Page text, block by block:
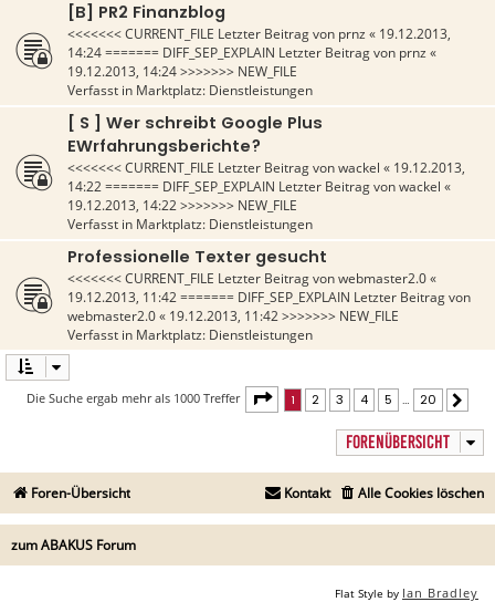
[B] PR2 Finanzblog
<<<<<<< CURRENT_FILE Letzter Beitrag von prnz « 19.12.2013,
14:24======= DIFF_SEP_EXPLAIN Letzter Beitrag von prnz «
19.12.2013, 14:24>>>>>>> NEW_FILE
Verfasst in Marktplatz: Dienstleistungen
[ S ] Wer schreibt Google Plus
EWrfahrungsberichte?
<<<<<<< CURRENT_FILE Letzter Beitrag vonwackel « 19.12.2013,
14:22======= DIFF_SEP_EXPLAIN Letzter Beitrag vonwackel «
19.12.2013, 14:22>>>>>>> NEW_FILE
Verfasst in Marktplatz: Dienstleistungen
Professionelle Texter gesucht
<<<<<<< CURRENT_FILE Letzter Beitrag vonwebmaster2.0«
19.12.2013, 11:42======= DIFF_SEP_EXPLAIN Letzter Beitrag von
webmaster2.0« 19.12.2013, 11:42>>>>>>> NEW_FILE
Verfasst in Marktplatz: Dienstleistungen
Die Suche ergab mehr als 1000 Treffer Seite von20
1 2 3 4 5 … 20
FORENÜBERSICHT
Foren-Übersicht Alle Cookies löschen
Kontakt
zum ABAKUS Forum
Flat Style by Ian Bradley